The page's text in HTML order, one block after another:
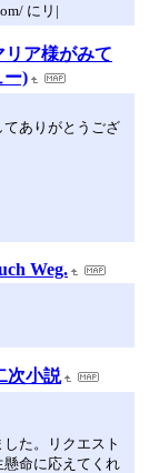
にリ|
リア様がみて
ー)
てありがとうござ
Weg.
次小説
た。リクエスト
命に応えてくれ